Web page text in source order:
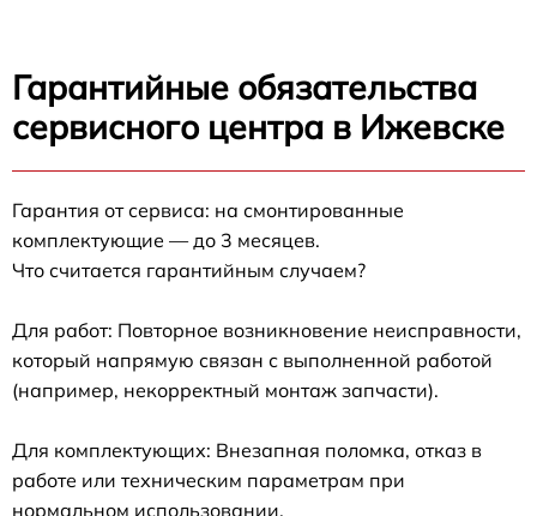
Гарантийные обязательства
сервисного центра в Ижевске
Гарантия от сервиса: на смонтированные
комплектующие — до 3 месяцев.
Что считается гарантийным случаем?
Для работ: Повторное возникновение неисправности,
который напрямую связан с выполненной работой
(например, некорректный монтаж запчасти).
Для комплектующих: Внезапная поломка, отказ в
работе или техническим параметрам при
нормальном использовании.